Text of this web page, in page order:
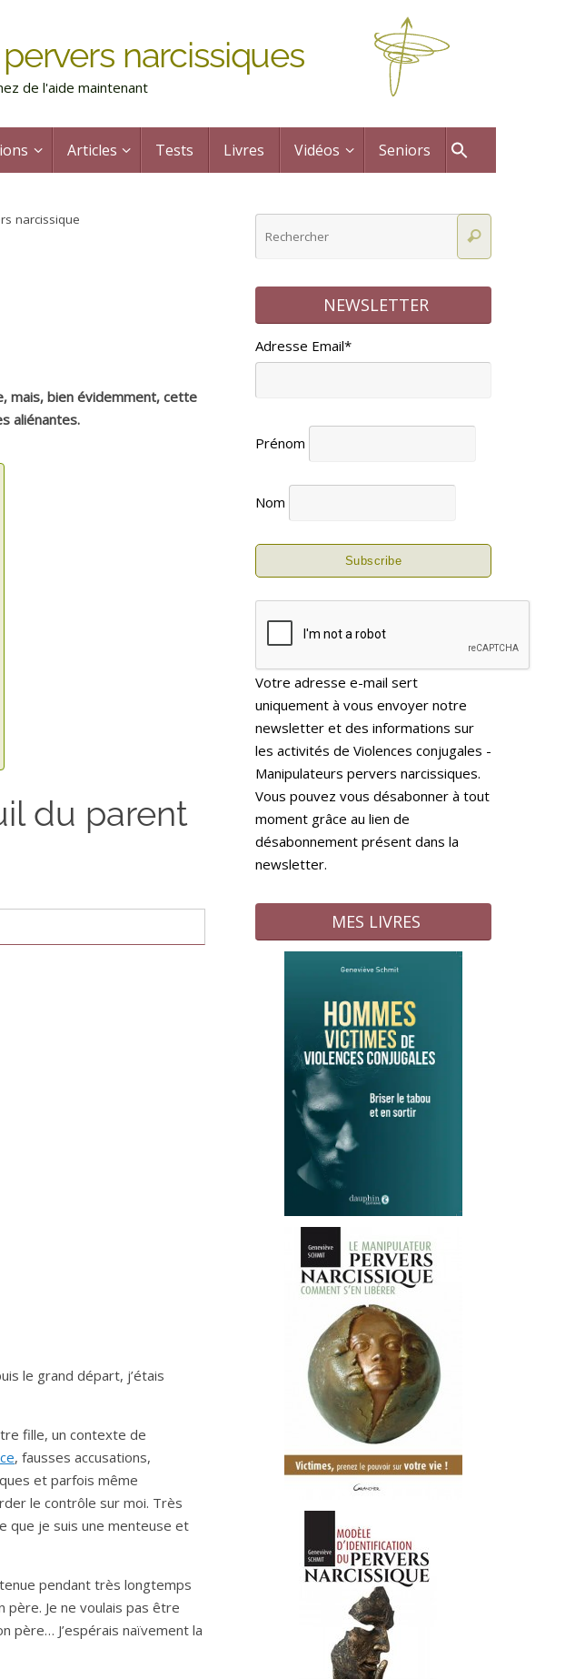
narcissiques
de l'aide maintenant
Articles Tests Livres Vidéos Seniors
narcissique
mais, bien évidemment, cette
aliénantes.
du parent
le grand départ, j’étais
fille, un contexte de
, fausses accusations,
et parfois même
le contrôle sur moi. Très
que je suis une menteuse et
pendant très longtemps
père. Je ne voulais pas être
père… J’espérais naïvement la
NEWSLETTER
Adresse Email*
Prénom
Nom
Votre adresse e-mail sert
uniquement à vous envoyer notre
newsletter et des informations sur
les activités de Violences conjugales -
Manipulateurs pervers narcissiques.
Vous pouvez vous désabonner à tout
moment grâce au lien de
désabonnement présent dans la
newsletter.
MES LIVRES